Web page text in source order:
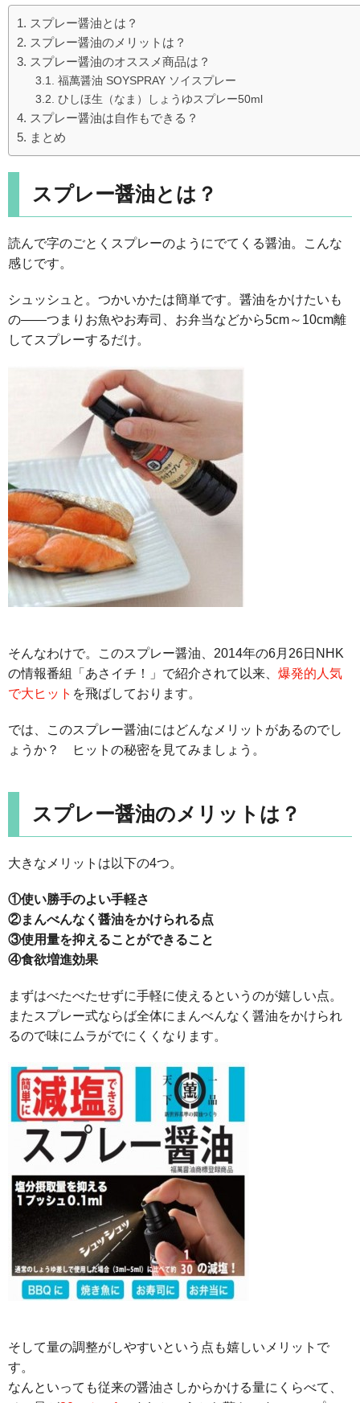
スプレー醤油とは？
スプレー醤油のメリットは？
スプレー醤油のオススメ商品は？
福萬醤油 SOYSPRAY ソイスプレー
ひしほ生（なま）しょうゆスプレー50ml
スプレー醤油は自作もできる？
まとめ
スプレー醤油とは？
読んで字のごとくスプレーのようにでてくる醤油。こんな
感じです。
シュッシュと。つかいかたは簡単です。醤油をかけたいも
の――つまりお魚やお寿司、お弁当などから5cm～10cm離
してスプレーするだけ。
そんなわけで。このスプレー醤油、2014年の6月26日NHK
の情報番組「あさイチ！」で紹介されて以来、 爆発的人気
で大ヒット を飛ばしております。
では、このスプレー醤油にはどんなメリットがあるのでし
ょうか？ ヒットの秘密を見てみましょう。
スプレー醤油のメリットは？
大きなメリットは以下の4つ。
①使い勝手のよい手軽さ
②まんべんなく醤油をかけられる点
③使用量を抑えることができること
④食欲増進効果
まずはべたべたせずに手軽に使えるというのが嬉しい点。
またスプレー式ならば全体にまんべんなく醤油をかけられ
るので味にムラがでにくくなります。
そして量の調整がしやすいという点も嬉しいメリットで
す。
なんといっても従来の醤油さしからかける量にくらべて、